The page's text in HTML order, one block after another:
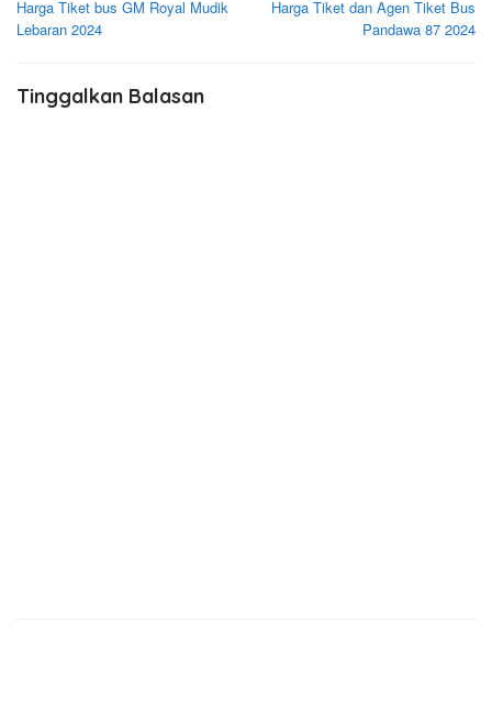
pos
Harga Tiket bus GM Royal Mudik
Lebaran 2024
Harga Tiket dan Agen Tiket Bus
Pandawa 87 2024
Tinggalkan Balasan